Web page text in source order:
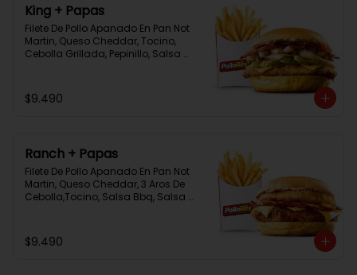
King + Papas
Filete De Pollo Apanado En Pan Not
Martin, Queso Cheddar, Tocino,
Cebolla Grillada, Pepinillo, Salsa
$9.490
Ranch + Papas
Filete De Pollo Apanado En Pan Not
Martin, Queso Cheddar, 3 Aros De
Cebolla,Tocino, Salsa Bbq, Salsa
$9.490